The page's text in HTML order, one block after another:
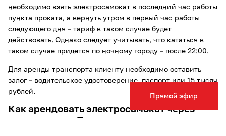
Прямой эфир
необходимо взять электросамокат в последний час работы
пункта проката, а вернуть утром в первый час работы
следующего дня – тариф в таком случае будет
действовать. Однако следует учитывать, что кататься в
таком случае придется по ночному городу – после 22:00.
Для аренды транспорта клиенту необходимо оставить
залог – водительское удостоверение, паспорт или 15 тысяч
рублей.
Как арендовать электросамокат через
приложение в Туле